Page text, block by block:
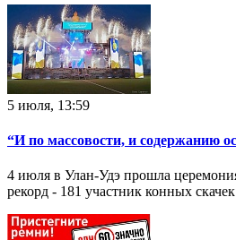
5 июля, 13:59
“И по массовости, и содержанию
4 июля в Улан-Удэ прошла
рекорд - 181 участник конных